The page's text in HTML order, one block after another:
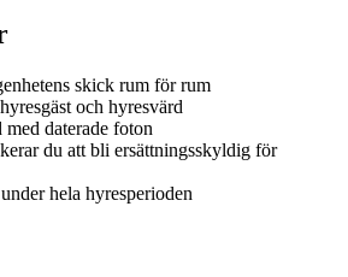
skick rum för rum
och hyresvärd
daterade foton
du att bli ersättningsskyldig för
hela hyresperioden